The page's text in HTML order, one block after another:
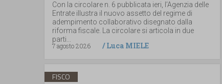
Con la circolare n. 6 pubblicata ieri, l’Agenzia delle
Entrate illustra il nuovo assetto del regime di
adempimento collaborativo disegnato dalla
riforma fiscale. La circolare si articola in due
parti...
7 agosto 2026
/Luca MIELE
FISCO